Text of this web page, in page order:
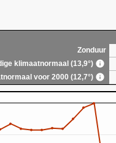
Zonduur
klimaatnormaal (13,9°)
voor 2000 (12,7°)